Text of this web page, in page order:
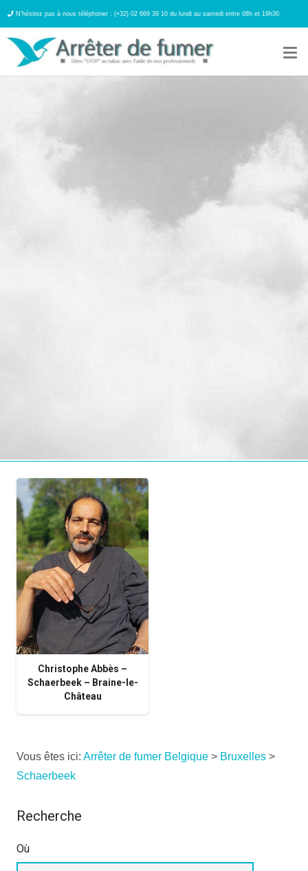
N’hésitez pas à nous téléphoner : (+32) 02 669 39 10 du lundi au samedi entre 08h et 19h30.
Christophe Abbès –
Schaerbeek – Braine-le-
Château
Vous êtes ici: Arrêter de fumer Belgique > Bruxelles >
Schaerbeek
Recherche
Où